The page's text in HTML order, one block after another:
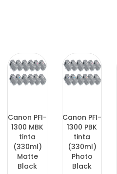
Canon PFI-
1300 MBK
tinta
(330ml)
Matte
Black
Canon PFI-
1300 PBK
tinta
(330ml)
Photo
Black